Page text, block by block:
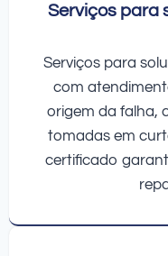
Serviços para
Serviços para
com
origem da falha,
tomadas em
certificado